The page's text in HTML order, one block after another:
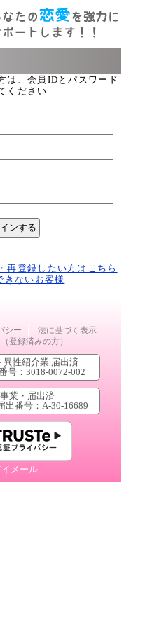
は、会員IDとパスワード
ください
再登録したい方はこちら
きないお客様
シー
法に基づく表示
登録済みの方）
異性紹介業 届出済
号：3018-0072-002
業・届出済
出番号：A-30-16689
イメール